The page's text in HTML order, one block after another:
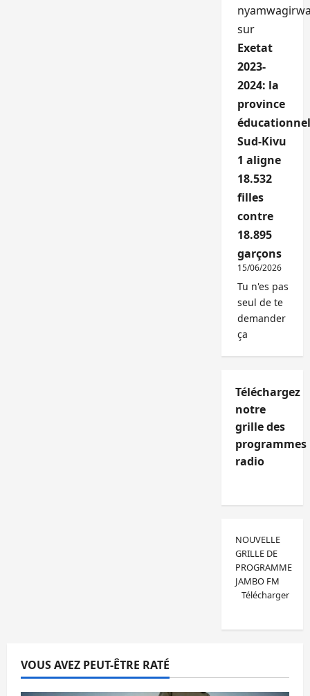
sur
Exetat
2023-
2024: la
province
Sud-Kivu
1 aligne
18.532
filles
contre
18.895
garçons
15/06/2026
Tu n'es pas
seul de te
demander
ça
Téléchargez
notre
grille des
programmes
radio
NOUVELLE
GRILLE DE
PROGRAMME
JAMBO FM
Télécharger
VOUS AVEZ PEUT-ÊTRE RATÉ